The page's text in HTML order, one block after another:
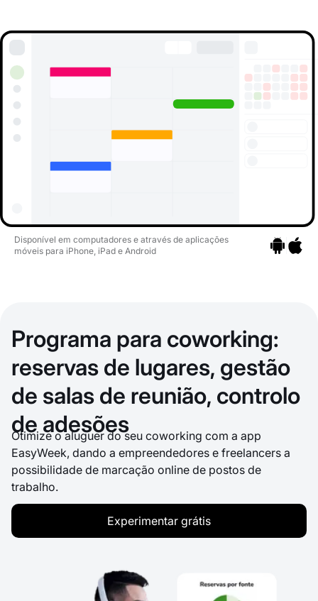
Disponível em computadores e através de aplicações
móveis para iPhone, iPad e Android
Programa para coworking:
reservas de lugares, gestão
de salas de reunião, controlo
de adesões
Otimize o aluguer do seu coworking com a app
EasyWeek, dando a empreendedores e freelancers a
possibilidade de marcação online de postos de
trabalho.
Experimentar grátis